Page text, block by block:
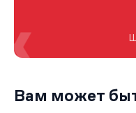
Вам может